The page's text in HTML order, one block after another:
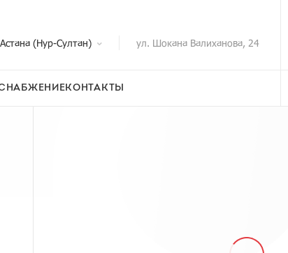
Астана (Нур-Султан) ул. Шокана Валиханова, 24
КОНТАКТЫ